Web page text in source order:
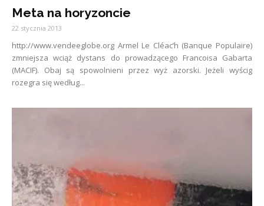
Meta na horyzoncie
22 stycznia 2013
http://www.vendeeglobe.org Armel Le Cléac’h (Banque Populaire)
zmniejsza wciąż dystans do prowadzącego Francoisa Gabarta
(MACIF). Obaj są spowolnieni przez wyż azorski. Jeżeli wyścig
rozegra się według...